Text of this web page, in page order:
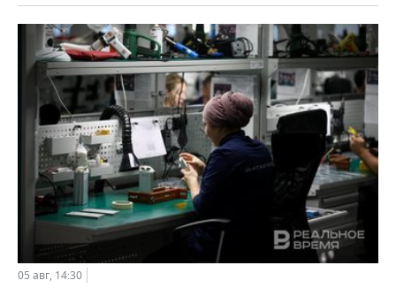
05 авг, 14:30